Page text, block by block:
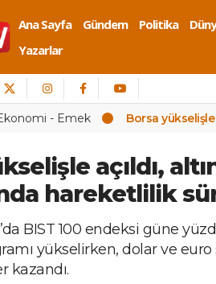
Ana Sayfa Gündem Politika
Yazarlar
- Emek Borsa
açıldı,
hareketlilik
BIST 100 endeksi güne
yükselirken, dolar ve
kazandı.